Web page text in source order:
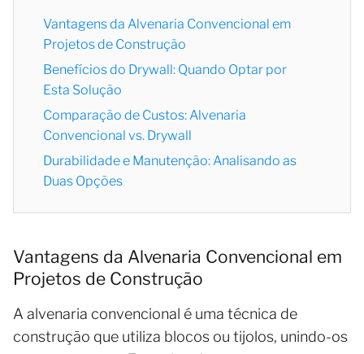
Vantagens da Alvenaria Convencional em
Projetos de Construção
Benefícios do Drywall: Quando Optar por
Esta Solução
Comparação de Custos: Alvenaria
Convencional vs. Drywall
Durabilidade e Manutenção: Analisando as
Duas Opções
Vantagens da Alvenaria Convencional em
Projetos de Construção
A alvenaria convencional é uma técnica de
construção que utiliza blocos ou tijolos, unindo-os